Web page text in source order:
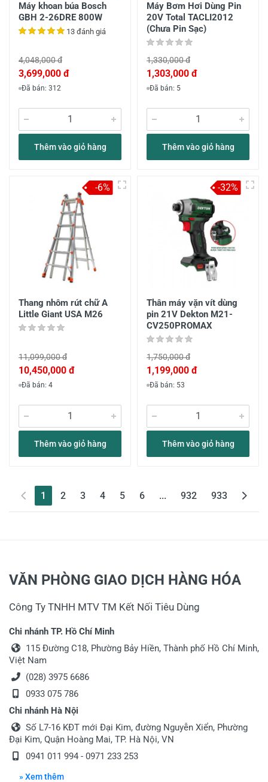
Máy khoan búa Bosch
GBH 2-26DRE 800W
13 đánh giá
4,048,000 đ
3,699,000 đ
Đã bán: 312
Thêm vào giỏ hàng
Máy Bơm Hơi Dùng Pin
20V Total TACLI2012
(Chưa Pin Sạc)
1,330,000 đ
1,303,000 đ
Đã bán: 5
Thêm vào giỏ hàng
Thang nhôm rút chữ A
Little Giant USA M26
11,099,000 đ
10,450,000 đ
Đã bán: 4
Thêm vào giỏ hàng
-6%
Thân máy vặn vít dùng
pin 21V Dekton M21-
CV250PROMAX
1,750,000 đ
1,199,000 đ
Đã bán: 53
Thêm vào giỏ hàng
-32%
1 (current)
2 3 4 5 6 ... 932 933
VĂN PHÒNG GIAO DỊCH HÀNG HÓA
Công Ty TNHH MTV TM Kết Nối Tiêu Dùng
Chi nhánh TP. Hồ Chí Minh
115 Đường C18, Phường Bảy Hiền, Thành phố Hồ Chí Minh,
Việt Nam
(028) 3975 6686
0933 075 786
Chi nhánh Hà Nội
Số L7-16 KĐT mới Đại Kim, đường Nguyễn Xiển, Phường
Đại Kim, Quận Hoàng Mai, TP. Hà Nội, VN
0941 011 994 - 0971 233 253
» Xem thêm